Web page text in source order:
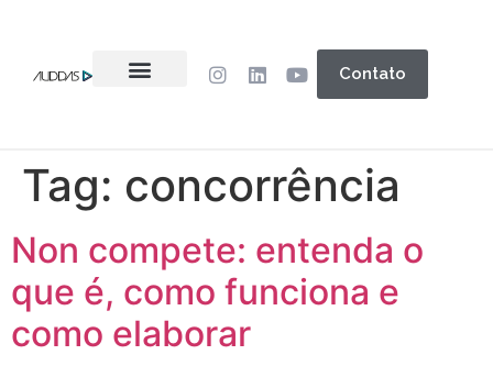
Contato
Tag: concorrência
Non compete: entenda o
que é, como funciona e
como elaborar